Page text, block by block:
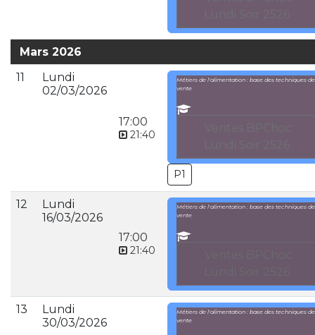
Mars 2026
11
Lundi
02/03/2026
17:00
21:40
Métiers de l'alimentation : base des techniques de
vente
P1
12
Lundi
16/03/2026
17:00
21:40
Métiers de l'alimentation : base des techniques de
vente
13
Lundi
30/03/2026
Métiers de l'alimentation : base des techniques de
vente